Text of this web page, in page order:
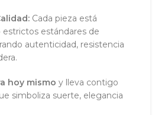
Cada pieza está
estrictos estándares de
autenticidad, resistencia
hoy mismo y lleva contigo
simboliza suerte, elegancia